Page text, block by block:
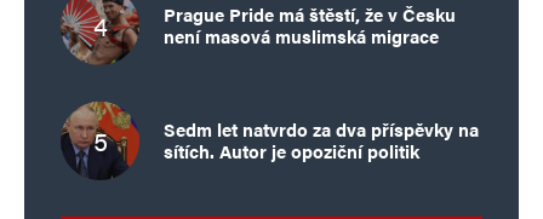
Prague Pride má štěstí, že v Česku
není masová muslimská migrace
Sedm let natvrdo za dva příspěvky na
sítích. Autor je opoziční politik